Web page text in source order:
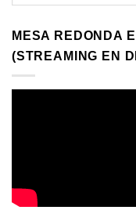
MESA REDONDA
(STREAMING EN